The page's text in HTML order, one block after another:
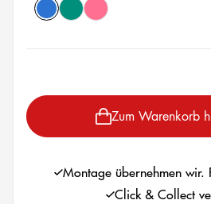
bluegreenpink
Zum Warenkorb
Montage übernehmen wir.
Click & Collect